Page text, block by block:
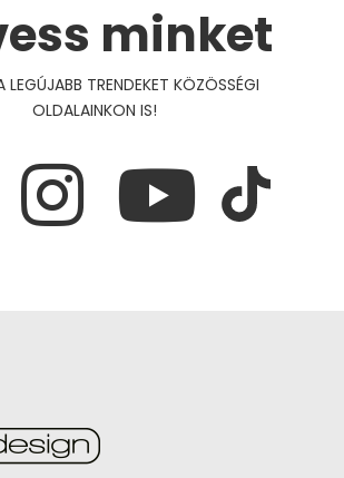
minket
LEGÚJABB TRENDEKET KÖZÖSSÉGI
OLDALAINKON IS!